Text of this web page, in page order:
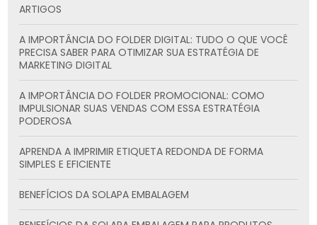
ARTIGOS
A IMPORTÂNCIA DO FOLDER DIGITAL: TUDO O QUE VOCÊ
PRECISA SABER PARA OTIMIZAR SUA ESTRATÉGIA DE
MARKETING DIGITAL
A IMPORTÂNCIA DO FOLDER PROMOCIONAL: COMO
IMPULSIONAR SUAS VENDAS COM ESSA ESTRATÉGIA
PODEROSA
APRENDA A IMPRIMIR ETIQUETA REDONDA DE FORMA
SIMPLES E EFICIENTE
BENEFÍCIOS DA SOLAPA EMBALAGEM